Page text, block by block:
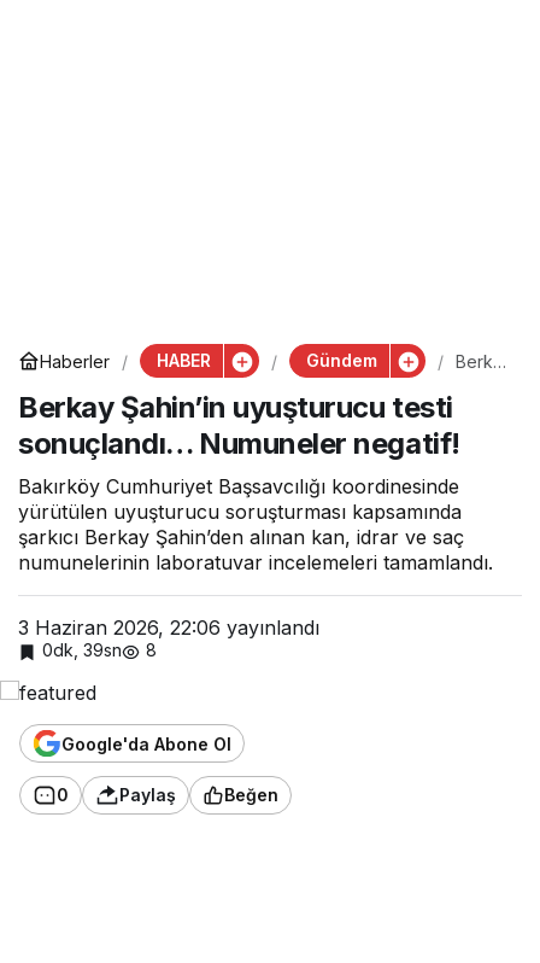
Haberler HABER Gündem
Berka
uyuştu
testi
sonuçl
andı…
Numun
eler
Berkay Şahin’in uyuşturucu testi
sonuçlandı… Numuneler negatif!
Bakırköy Cumhuriyet Başsavcılığı koordinesinde
yürütülen uyuşturucu soruşturması kapsamında
şarkıcı Berkay Şahin’den alınan kan, idrar ve saç
numunelerinin laboratuvar incelemeleri tamamlandı.
3 Haziran 2026, 22:06 yayınlandı
0dk, 39sn 8
Google'da Abone Ol
0 Paylaş Beğen